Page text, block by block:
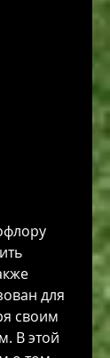
для
своим
В этой